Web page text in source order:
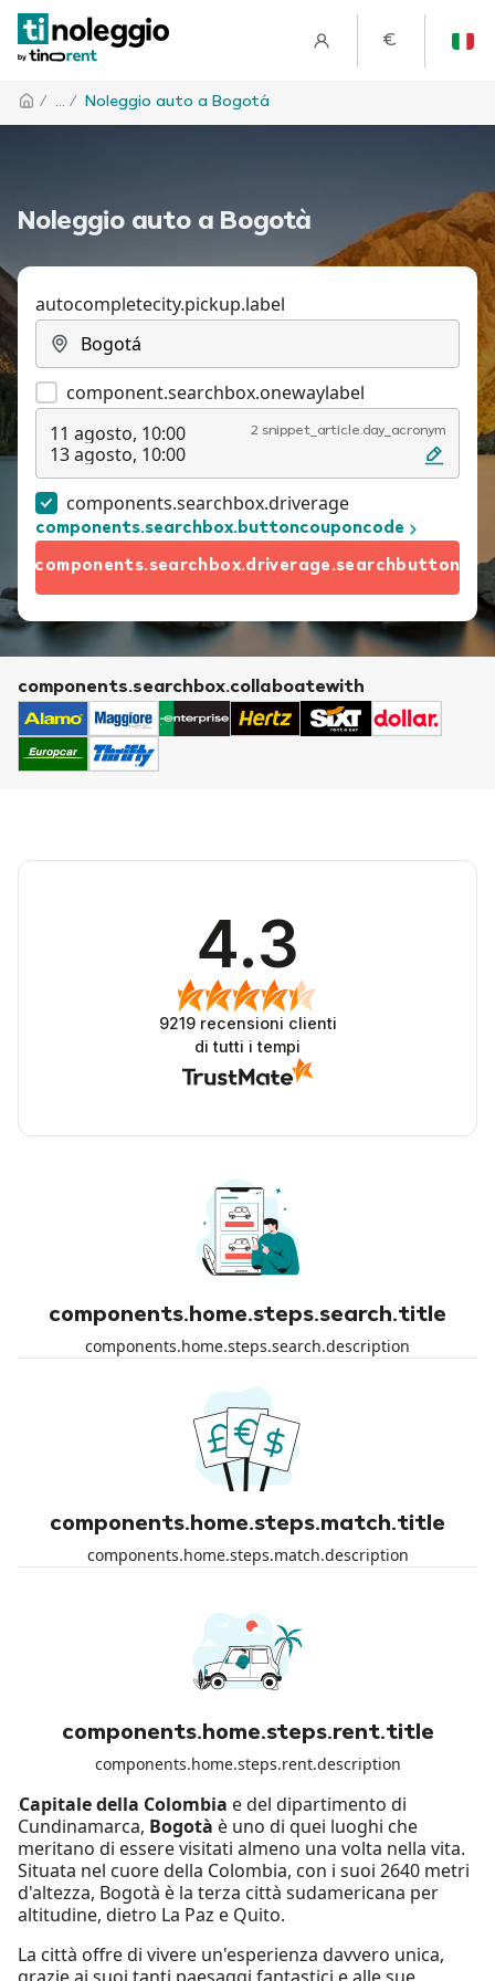
€
/ ... / Noleggio auto a Bogotá
Noleggio auto a Bogotà
autocompletecity.pickup.label
component.searchbox.onewaylabel
11 agosto, 10:00
13 agosto, 10:00
2 snippet_article.day_acronym
components.searchbox.driverage
components.searchbox.buttoncouponcode
components.searchbox.driverage.searchbutton
components.searchbox.collaboatewith
4.3
9219recensioni clienti
di tutti i tempi
components.home.steps.search.title
components.home.steps.search.description
components.home.steps.match.title
components.home.steps.match.description
components.home.steps.rent.title
components.home.steps.rent.description
Capitale della Colombia e del dipartimento di
Cundinamarca, Bogotà è uno di quei luoghi che
meritano di essere visitati almeno una volta nella vita.
Situata nel cuore della Colombia, con i suoi 2640 metri
d'altezza, Bogotà è la terza città sudamericana per
altitudine, dietro La Paz e Quito.
La città offre di vivere un'esperienza davvero unica,